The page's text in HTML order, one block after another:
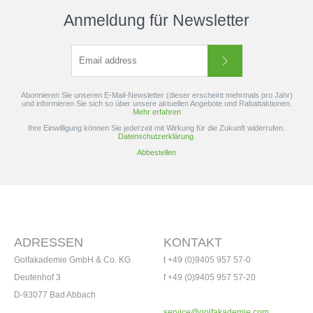
Anmeldung für Newsletter
Abonnieren Sie unseren E-Mail-Newsletter (dieser erscheint mehrmals pro Jahr)
und informieren Sie sich so über unsere aktuellen Angebote und Rabattaktionen.
Mehr erfahren
Ihre Einwilligung können Sie jederzeit mit Wirkung für die Zukunft widerrufen.
Datenschutzerklärung.
Abbestellen
KONTAKT
t +49 (0)9405 957 57-0
f +49 (0)9405 957 57-20
ADRESSEN
Golfakademie GmbH & Co. KG
Deutenhof 3
D-93077 Bad Abbach